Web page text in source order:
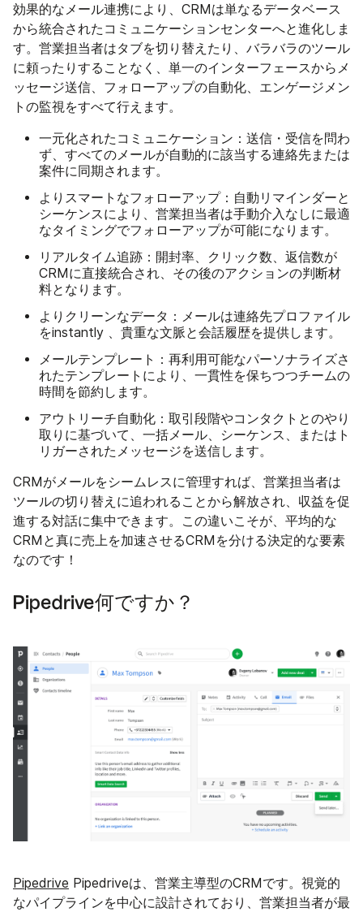
効果的なメール連携により、CRMは単なるデータベース
から統合されたコミュニケーションセンターへと進化しま
す。営業担当者はタブを切り替えたり、バラバラのツール
に頼ったりすることなく、単一のインターフェースからメ
ッセージ送信、フォローアップの自動化、エンゲージメン
トの監視をすべて行えます。
一元化されたコミュニケーション ：送信・受信を問わ
ず、すべてのメールが自動的に該当する連絡先または
案件に同期されます。
よりスマートなフォローアップ：自動リマインダーと
シーケンスにより、営業担当者は手動介入なしに最適
なタイミングでフォローアップが可能になります。
リアルタイム追跡 ：開封率、クリック数、返信数が
CRMに直接統合され、その後のアクションの判断材
料となります。
よりクリーンなデータ ：メールは連絡先プロファイル
をinstantly 、貴重な文脈と会話履歴を提供します。
メールテンプレート ：再利用可能なパーソナライズさ
れたテンプレートにより、一貫性を保ちつつチームの
時間を節約します。
アウトリーチ自動化 ：取引段階やコンタクトとのやり
取りに基づいて、一括メール、シーケンス、またはト
リガーされたメッセージを送信します。
CRMがメールをシームレスに管理すれば、営業担当者は
ツールの切り替えに追われることから解放され、収益を促
進する対話に集中できます。この違いこそが、平均的な
CRMと真に売上を加速させるCRMを分ける決定的な要素
なのです！
Pipedrive何ですか？
Pipedrive Pipedriveは、営業主導型のCRMです。視覚的
なパイプラインを中心に設計されており、営業担当者が最